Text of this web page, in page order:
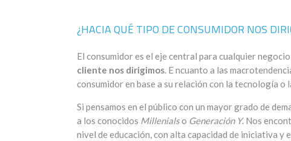
¿HACIA QUÉ TIPO DE CONSUMIDOR NOS
El consumidor es el eje central para cualquier
cliente nos dirigimos. E ncuanto a las
consumidor en base a su relación con la tecnología o
Si pensamos en el público con un mayor grado de
a los conocidos Millenialso Generación Y. Nos
nivel de educación, con alta capacidad de iniciativa y